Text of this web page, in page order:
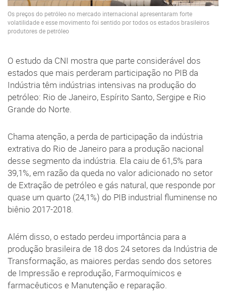
Os preços do petróleo no mercado internacional apresentaram forte
volatilidade e esse movimento foi sentido por todos os estados brasileiros
produtores de petróleo
O estudo da CNI mostra que parte considerável dos
estados que mais perderam participação no PIB da
Indústria têm indústrias intensivas na produção do
petróleo: Rio de Janeiro, Espírito Santo, Sergipe e Rio
Grande do Norte.
Chama atenção, a perda de participação da indústria
extrativa do Rio de Janeiro para a produção nacional
desse segmento da indústria. Ela caiu de 61,5% para
39,1%, em razão da queda no valor adicionado no setor
de Extração de petróleo e gás natural, que responde por
quase um quarto (24,1%) do PIB industrial fluminense no
biênio 2017-2018.
Além disso, o estado perdeu importância para a
produção brasileira de 18 dos 24 setores da Indústria de
Transformação, as maiores perdas sendo dos setores
de Impressão e reprodução, Farmoquímicos e
farmacêuticos e Manutenção e reparação.